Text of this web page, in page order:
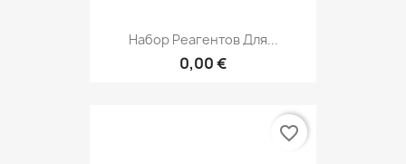
Набор Реагентов Для...
0,00 €
favorite_border